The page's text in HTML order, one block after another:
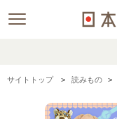
サイトトップ 読みもの